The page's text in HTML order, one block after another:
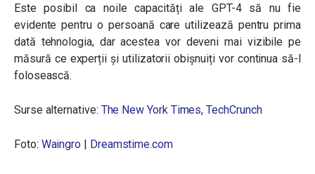
Este posibil ca noile capacități ale GPT-4 să nu fie
evidente pentru o persoană care utilizează pentru prima
dată tehnologia, dar acestea vor deveni mai vizibile pe
măsură ce experții și utilizatorii obișnuiți vor continua să-l
folosească.
Surse alternative: The New York Times,TechCrunch
Foto: Waingro | Dreamstime.com